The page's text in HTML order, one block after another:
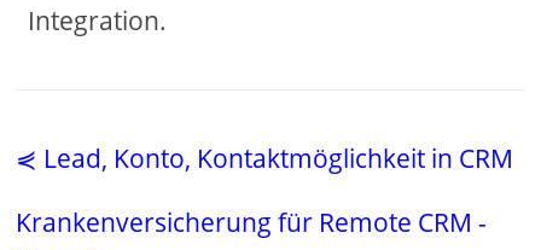
Integration.
⋞ Lead, Konto, Kontaktmöglichkeit in CRM
Krankenversicherung für Remote CRM -